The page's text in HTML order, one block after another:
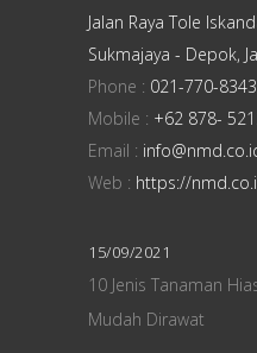
Jalan Raya Tole
Sukmajaya - Depok,
Phone : 021-770-8343
Mobile : +62 878-
Email :
Web : https://
15/09/2021
10 Jenis Tanaman
Mudah Dirawat